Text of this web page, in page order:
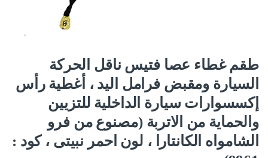
طقم غطاء عصا فتيس ناقل الحركة
السيارة ومقبض فرامل اليد ، أغطية رأس
إكسسوارات سيارة الداخلية للتزيين
والحماية من الاتربة (مصنوع من فرو
الشامواه الكانتارا ، لون احمر نبيتى ، كود :